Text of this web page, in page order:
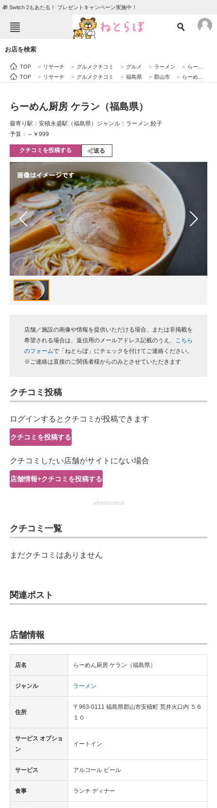
🎁 Switch 2もあたる！ プレゼントキャンペーン実施中！
エンタメ クイズ
住まい 教育・育児
動物
会員記事
メディア
注目記事を集めた総合ページ
ITの今と未来を見通す
スマホと通信の最新トレンド
進化するPCとデバイスの未来
好きが集まる 比べて選べる
ビジネスと働き方のヒント
企業ITのトレンドを詳説
経営リーダーのコミュニティ
ITエンジニア向け専門サイト
企業向けIT製品の総合サイト
IT製品の技術・比較・事例
製造業のIT導入・活用を支援
エレクトロニクス専門サイト
電子設計の基本と応用
ちょっと気になるネットの話題
お店を検索
TOP > リサーチ > グルメクチコミ > グルメ > ラーメン > らーめん厨房 ケラン（福島県）
TOP
> リサーチ > グルメクチコミ > 福島県 > 郡山市 > らーめん厨房 ケラン（福島県）
らーめん厨房 ケラン（福島県）
最寄り駅：安積永盛駅（福島県） ジャンル：ラーメン,餃子
予算：～￥999
クチコミを投稿する 送る
店舗／施設の画像や情報を提供いただける場合、または非掲載を
希望される場合は、返信用のメールアドレス記載のうえ、 こちら
のフォームで「ねとらぼ」にチェックを付けてご連絡ください。
※ご連絡は直接のご関係者様からのみとさせていただきます
クチコミ投稿
ログインするとクチコミが投稿できます
クチコミを投稿する
クチコミしたい店舗がサイトにない場合
店舗情報+クチコミを投稿する
advertisement
クチコミ一覧
まだクチコミはありません
関連ポスト
店舗情報
店名 らーめん厨房 ケラン（福島県）
ジャンル ラーメン
住所
〒963-0111 福島県郡山市安積町 荒井火口内 ５６
１０
サービス オプショ
ン
イートイン
サービス アルコール ビール
食事 ランチ ディナー